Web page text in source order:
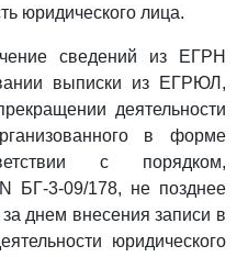
юридического лица.
сведений из ЕГРН
выписки из ЕГРЮЛ,
деятельности
в форме
с порядком,
N БГ-3-09/178, не позднее
днем внесения записи в
юридического